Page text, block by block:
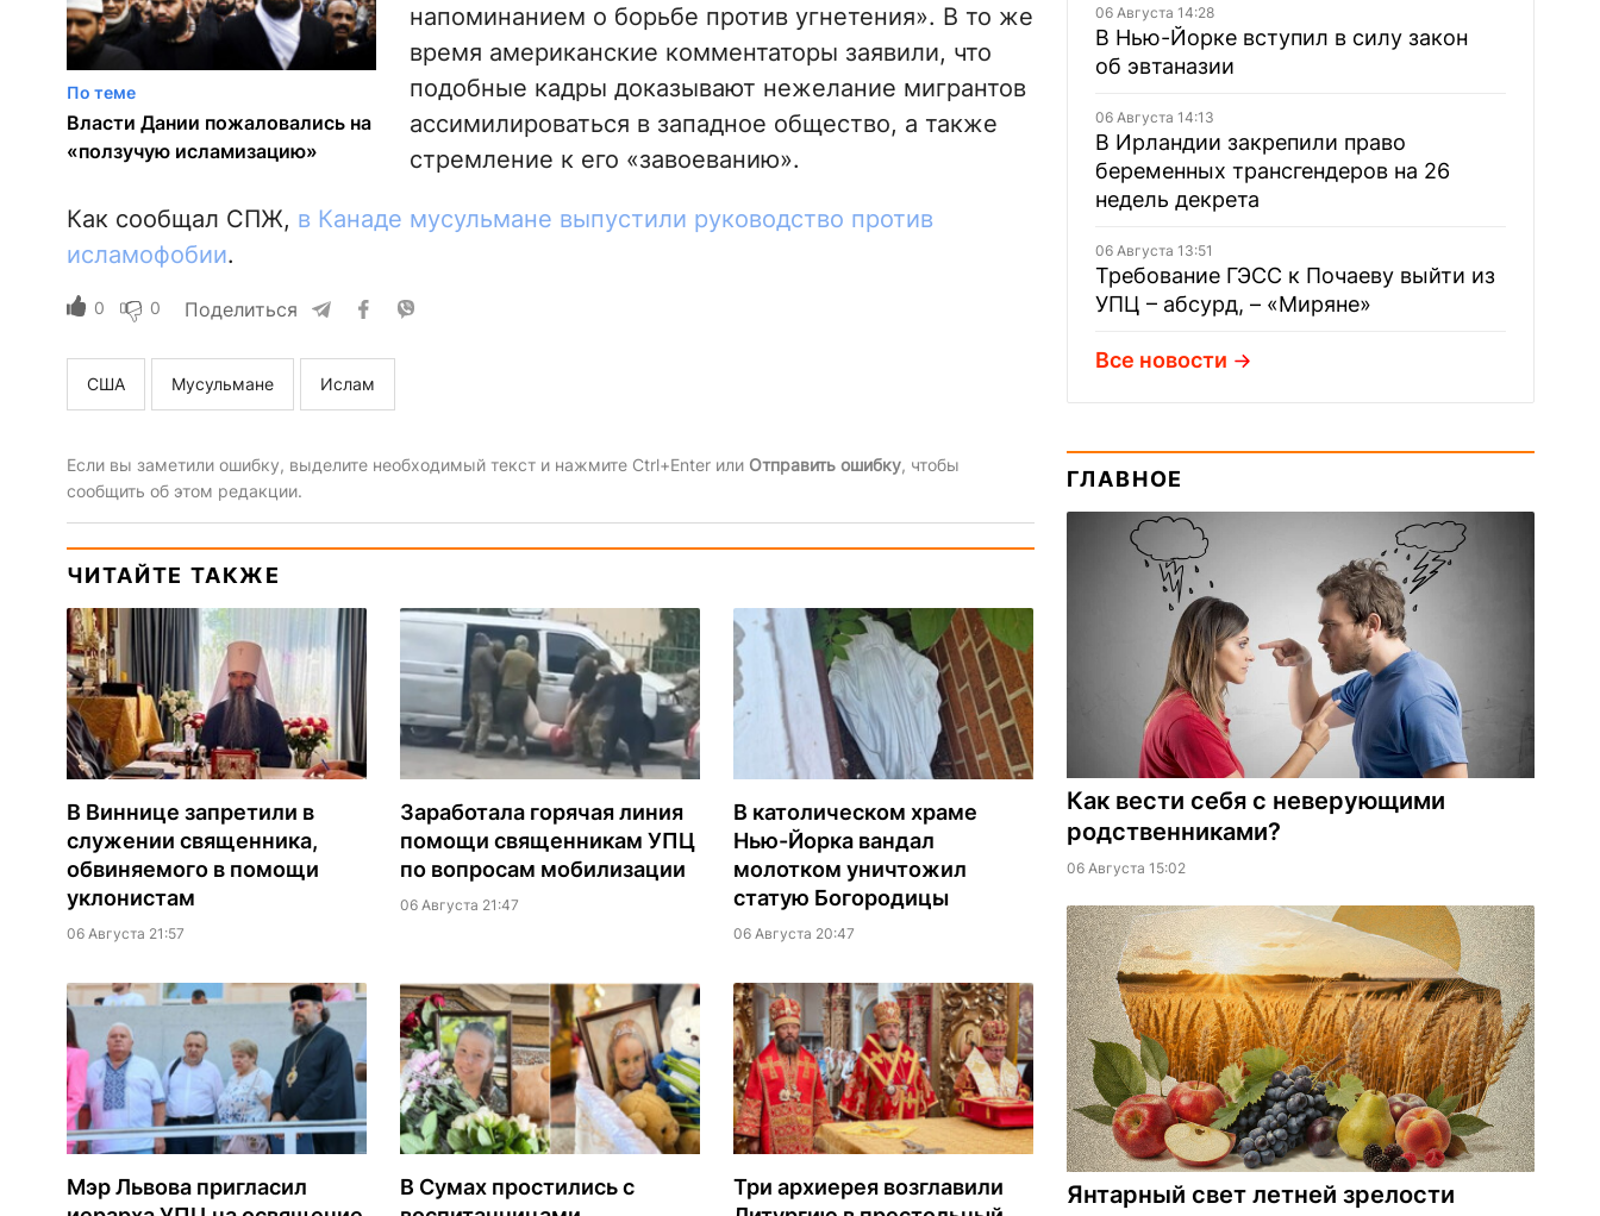
По теме
Власти Дании пожаловались на
«ползучую исламизацию»
напоминанием о борьбе против угнетения». В то же
время американские комментаторы заявили, что
подобные кадры доказывают нежелание мигрантов
ассимилироваться в западное общество, а также
стремление к его «завоеванию».
Как сообщал СПЖ, в Канаде мусульмане выпустили руководство против
исламофобии.
0 0 Поделиться
США Мусульмане Ислам
Если вы заметили ошибку, выделите необходимый текст и нажмите Ctrl+Enter или Отправить ошибку, чтобы
сообщить об этом редакции.
ЧИТАЙТЕ ТАКЖЕ
В Виннице запретили в
служении священника,
обвиняемого в помощи
уклонистам
06 Августа 21:57
Заработала горячая линия
помощи священникам УПЦ
по вопросам мобилизации
06 Августа 21:47
В католическом храме
Нью-Йорка вандал
молотком уничтожил
статую Богородицы
06 Августа 20:47
Мэр Львова пригласил
В Сумах простились с
Три архиерея возглавили
06 Августа 14:28
В Нью-Йорке вступил в силу закон
об эвтаназии
06 Августа 14:13
В Ирландии закрепили право
беременных трансгендеров на 26
недель декрета
06 Августа 13:51
Требование ГЭСС к Почаеву выйти из
УПЦ – абсурд, – «Миряне»
Все новости
ГЛАВНОЕ
Как вести себя с неверующими
родственниками?
06 Августа 15:02
Янтарный свет летней зрелости